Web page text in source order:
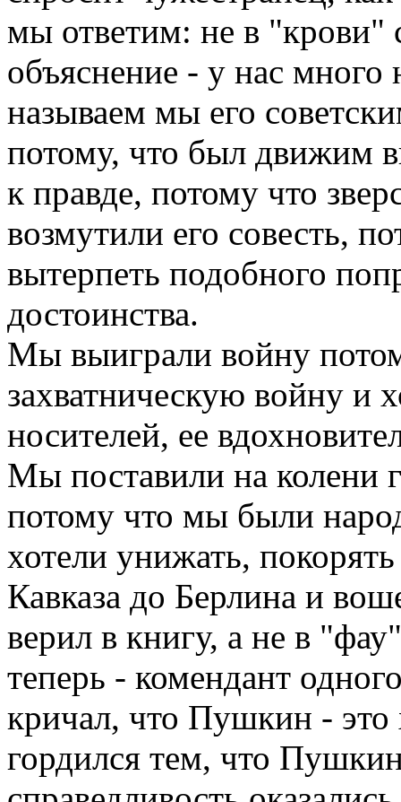
мы ответим: не в "крови"
объяснение - у нас
называем мы его
потому, что был движим
к правде, потому что
возмутили его совесть,
вытерпеть подобного
достоинства.
Мы выиграли войну
захватническую войну и
носителей, ее
Мы поставили на колени
потому что мы были
хотели унижать,
Кавказа до Берлина и
верил в книгу, а не в
теперь - комендант
кричал, что Пушкин - это
гордился тем, что